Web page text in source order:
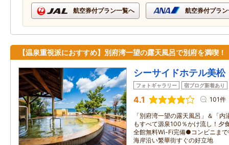
航空券付プラン一覧へ 航空券付プラ
【温泉重視派におすすめ】別府湾一望の露天風呂で別府を満喫！
シーサイドホテル美
フォトギャラリー 宿ブログ新着あり
4.1 101件
「別府湾一望の露天風呂」＆「
もすべて源泉100％かけ流し！夕
全館無料Wi-Fi完備●コンビニま
海岸沿い繁華街すぐの好立地